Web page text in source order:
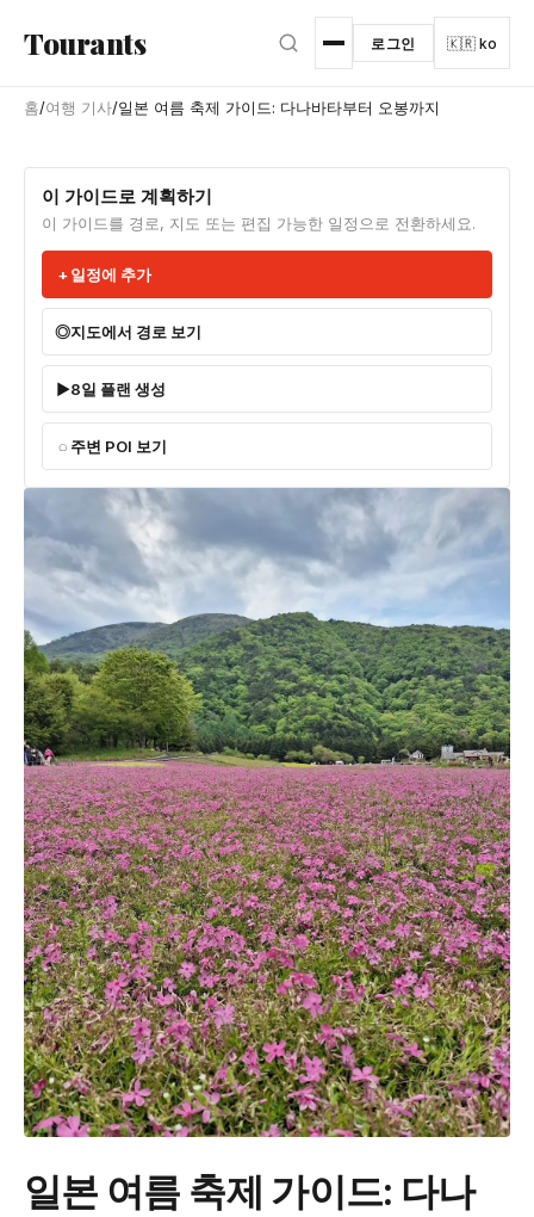
Tourants 로그인 🇰🇷 ko
홈/여행 기사/일본 여름 축제 가이드: 다나바타부터 오봉까지
이 가이드로 계획하기
이 가이드를 경로, 지도 또는 편집 가능한 일정으로 전환하세요.
일정에 추가
지도에서 경로 보기
8일 플랜 생성
주변 POI 보기
일본 여름 축제 가이드: 다나